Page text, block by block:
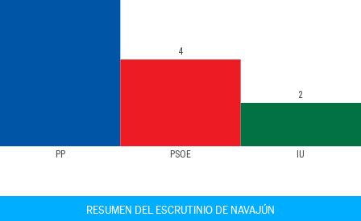
PP PSOE IU
4
2
RESUMEN DEL ESCRUTINIO DE NAVAJÚN